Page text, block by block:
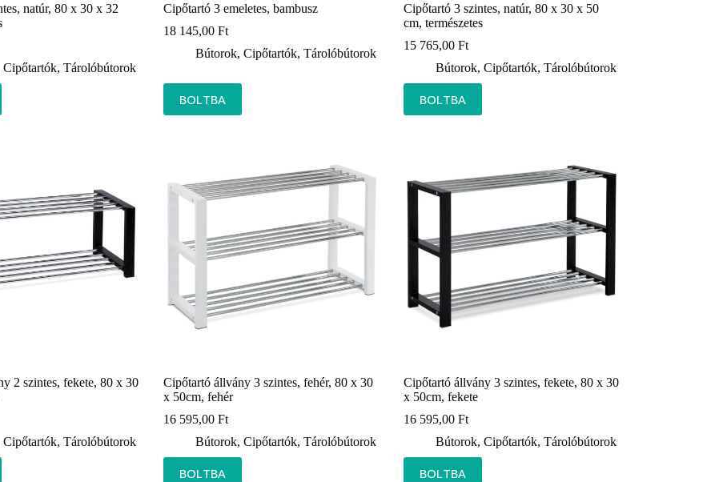
natúr, 80 x 30 x 32
Cipőtartók, Tárolóbútorok
Cipőtartó 3 emeletes, bambusz
18 145,00 Ft
Bútorok, Cipőtartók, Tárolóbútorok
BOLTBA
Cipőtartó 3 szintes, natúr, 80 x 30 x 50
cm, természetes
15 765,00 Ft
Bútorok, Cipőtartók, Tárolóbútorok
BOLTBA
2 szintes, fekete, 80 x 30
Cipőtartók, Tárolóbútorok
Cipőtartó állvány 3 szintes, fehér, 80 x 30
x 50cm, fehér
16 595,00 Ft
Bútorok, Cipőtartók, Tárolóbútorok
BOLTBA
Cipőtartó állvány 3 szintes, fekete, 80 x 30
x 50cm, fekete
16 595,00 Ft
Bútorok, Cipőtartók, Tárolóbútorok
BOLTBA